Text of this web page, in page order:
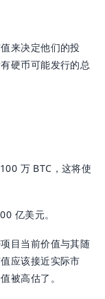
来决定他们的投
硬币可能发行的总
万 BTC，这将使
亿美元。
目当前价值与其随
应该接近实际市
被高估了。